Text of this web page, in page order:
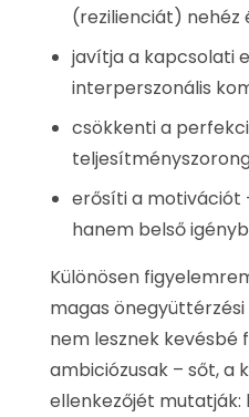
(rezilienciát)
javítja a kapcsolati
interperszonális
csökkenti a
erősíti a motivációt
hanem belső
Különösen
magas
nem lesznek kevésbé
ambiciózusak – sőt, a
ellenkezőjét mutatják: